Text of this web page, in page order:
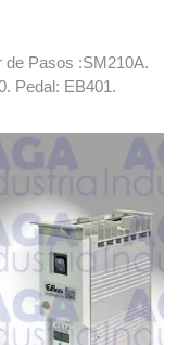
Pasos :SM210A.
Pedal: EB401.